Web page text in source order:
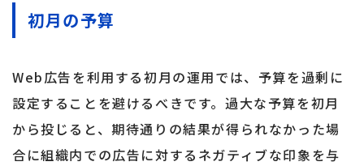
初月の予算
Web広告を利用する初月の運用では、予算を過剰に
設定することを避けるべきです。過大な予算を初月
から投じると、期待通りの結果が得られなかった場
合に組織内での広告に対するネガティブな印象を与